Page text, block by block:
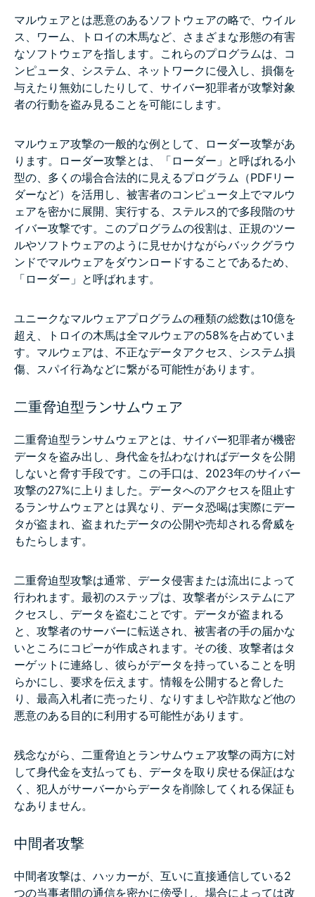
マルウェアとは悪意のあるソフトウェアの略で、ウイル
ス、ワーム、トロイの木馬など、さまざまな形態の有害
なソフトウェアを指します。これらのプログラムは、コ
ンピュータ、システム、ネットワークに侵入し、損傷を
与えたり無効にしたりして、サイバー犯罪者が攻撃対象
者の行動を盗み見ることを可能にします。
マルウェア攻撃の一般的な例として、ローダー攻撃があ
ります。ローダー攻撃とは、「ローダー」と呼ばれる小
型の、多くの場合合法的に見えるプログラム（PDFリー
ダーなど）を活用し、被害者のコンピュータ上でマルウ
ェアを密かに展開、実行する、ステルス的で多段階のサ
イバー攻撃です。このプログラムの役割は、正規のツー
ルやソフトウェアのように見せかけながらバックグラウ
ンドでマルウェアをダウンロードすることであるため、
「ローダー」と呼ばれます。
ユニークなマルウェアプログラムの種類の総数は10億を
超え、トロイの木馬は全マルウェアの58%を占めていま
す。マルウェアは、不正なデータアクセス、システム損
傷、スパイ行為などに繋がる可能性があります。
二重脅迫型ランサムウェア
二重脅迫型ランサムウェアとは、サイバー犯罪者が機密
データを盗み出し、身代金を払わなければデータを公開
しないと脅す手段です。この手口は、2023年のサイバー
攻撃の27%に上りました。データへのアクセスを阻止す
るランサムウェアとは異なり、データ恐喝は実際にデー
タが盗まれ、盗まれたデータの公開や売却される脅威を
もたらします。
二重脅迫型攻撃は通常、データ侵害または流出によって
行われます。最初のステップは、攻撃者がシステムにア
クセスし、データを盗むことです。データが盗まれる
と、攻撃者のサーバーに転送され、被害者の手の届かな
いところにコピーが作成されます。その後、攻撃者はタ
ーゲットに連絡し、彼らがデータを持っていることを明
らかにし、要求を伝えます。情報を公開すると脅した
り、最高入札者に売ったり、なりすましや詐欺など他の
悪意のある目的に利用する可能性があります。
残念ながら、二重脅迫とランサムウェア攻撃の両方に対
して身代金を支払っても、データを取り戻せる保証はな
く、犯人がサーバーからデータを削除してくれる保証も
なありません。
中間者攻撃
中間者攻撃は、ハッカーが、互いに直接通信している2
つの当事者間の通信を密かに傍受し、場合によっては改